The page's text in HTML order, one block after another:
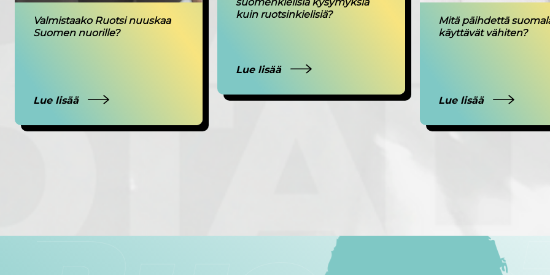
Valmistaako Ruotsi nuuskaa
Suomen nuorille?
Lue lisää
kuin ruotsinkielisiä?
Lue lisää
Mitä päihdettä
käyttävät vähiten?
Lue lisää